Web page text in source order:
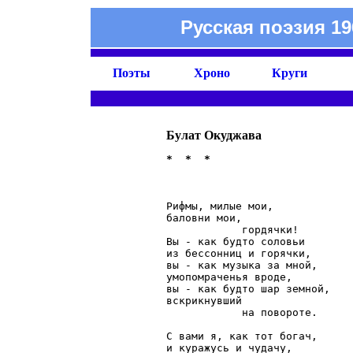
Русская поэзия
Поэты Хроно Круги
Булат Окуджава
Рифмы, милые мои,
баловни мои,
            гордячки!
Вы - как будто соловьи
из бессонниц и горячки,
вы - как музыка за мной,
умопомраченья вроде,
вы - как будто шар земной,
вскрикнувший
            на повороте.
С вами я, как тот богач,
и куражусь и чудачу,